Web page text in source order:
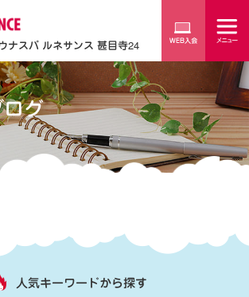
ナスパ ルネサンス 甚目寺24
グ
人気キーワードから探す